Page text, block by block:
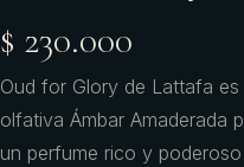
$ 230.000
Oud for Glory de Lattafa
olfativa Ámbar Amaderada
un perfume rico y